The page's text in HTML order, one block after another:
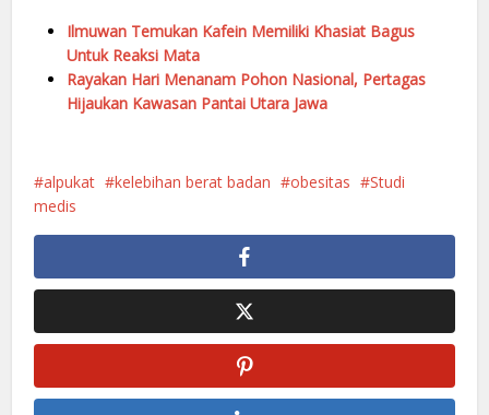
Ilmuwan Temukan Kafein Memiliki Khasiat Bagus
Untuk Reaksi Mata
Rayakan Hari Menanam Pohon Nasional, Pertagas
Hijaukan Kawasan Pantai Utara Jawa
alpukat kelebihan berat badan obesitas
Studi
medis